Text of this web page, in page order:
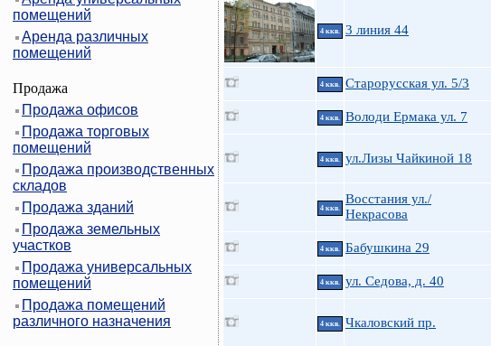
помещений
Аренда различных
помещений
Продажа
Продажа офисов
Продажа торговых
помещений
Продажа производственных
складов
Продажа зданий
Продажа земельных
участков
Продажа универсальных
помещений
Продажа помещений
различного назначения
4 ккв. 3 линия 44
4 ккв. Старорусская ул. 5/3
4 ккв. Володи Ермака ул. 7
4 ккв. ул.Лизы Чайкиной 18
4 ккв.
Восстания ул./
Некрасова
4 ккв. Бабушкина 29
4 ккв. ул. Седова, д. 40
4 ккв. Чкаловский пр.